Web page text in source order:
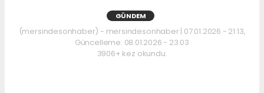
GÜNDEM
(mersindesonhaber) - mersindesonhaber | 07.01.2026 - 21:13,
Güncelleme: 08.01.2026 - 23:03
3906+ kez okundu.